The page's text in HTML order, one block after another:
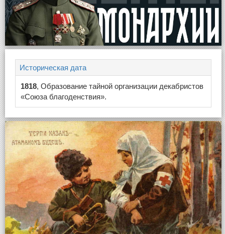
Историческая дата
1818, Образование тайной организации декабристов
«Союза благоденствия».